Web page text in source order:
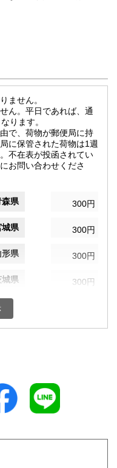
ません。
ん。平日であれば、通
ります。
で、荷物が郵便局に持
に保管された荷物は1週
不在表が投函されてい
お問い合わせくださ
森県 300円
城県 300円
形県 300円
城県 300円
県
葉県
県
県
300円